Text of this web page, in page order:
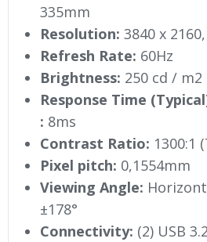
335mm
Resolution: 3840 x
Refresh Rate: 60Hz
Brightness: 250 cd / m2
Response Time
: 8ms
Contrast Ratio: 1300:1
Pixel pitch: 0,1554mm
Viewing Angle:
±178°
Connectivity: (2) USB